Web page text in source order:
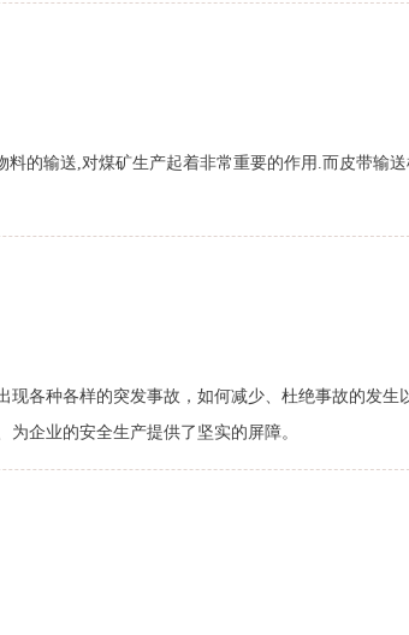
的输送,对煤矿生产起着非常重要的作用.而皮带输
各种各样的突发事故，如何减少、杜绝事故的发生
企业的安全生产提供了坚实的屏障。